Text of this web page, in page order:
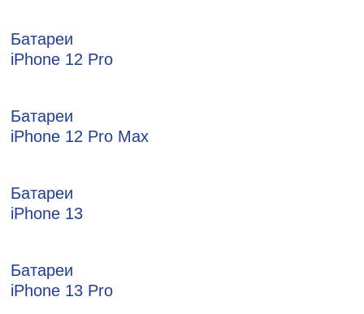
Батареи
iPhone 12 Pro
Батареи
iPhone 12 Pro Max
Батареи
iPhone 13
Батареи
iPhone 13 Pro